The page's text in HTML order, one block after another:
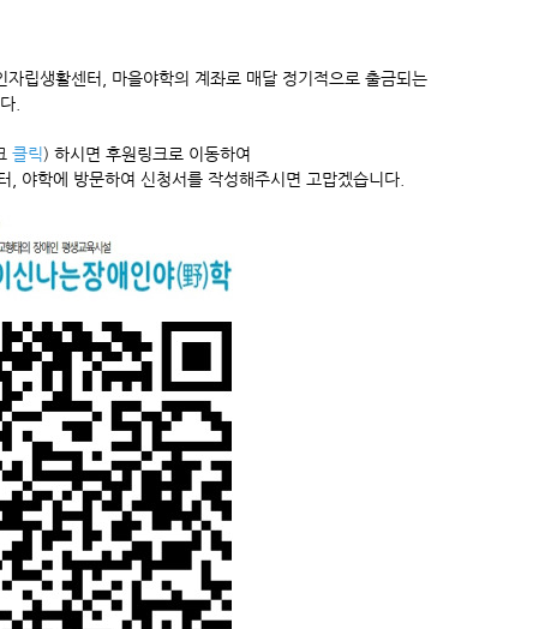
립생활센터, 마을야학의 계좌로 매달 정기적으로 출금되는
.
클릭) 하시면 후원링크로 이동하여
야학에 방문하여 신청서를 작성해주시면 고맙겠습니다.